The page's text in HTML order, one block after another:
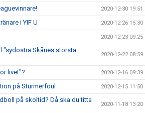
2020-12-30 19:51
i YIF U 2020-12-26 15:30
2020-12-23 09:25
"sydöstra Skånes största
2020-12-22 08:59
livet"? 2020-12-16 09:39
på Stürmerfoul 2020-12-15 11:50
på skoltid? Då ska du titta
2020-11-18 13:20